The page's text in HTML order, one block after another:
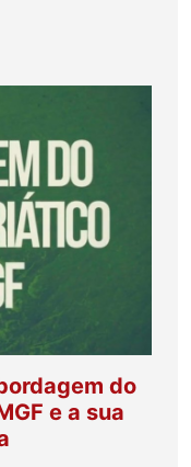
do
e a sua